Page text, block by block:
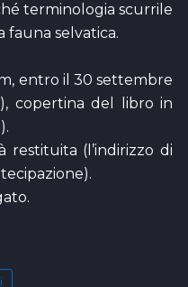
terminologia scurrile
fauna selvatica.
entro il 30 settembre
copertina del libro in
restituita (l’indirizzo di